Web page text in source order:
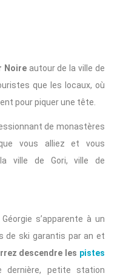
Noireautour de la ville de
que les locaux, où
pour piquer une tête.
de monastères
vous alliez et vous
ville de Gori, ville de
s’apparente à un
de ski garantis par an et
descendre les pistes
dernière, petite station